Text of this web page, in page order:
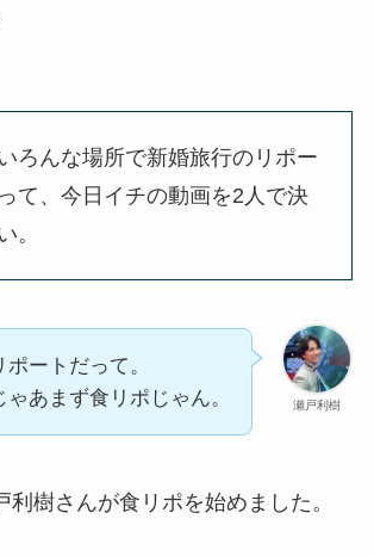
ろんな場所で新婚旅行のリポー
て、今日イチの動画を2人で決
。
瀬戸利樹
ポートだって。
ゃあまず食リポじゃん。
利樹さんが食リポを始めました。